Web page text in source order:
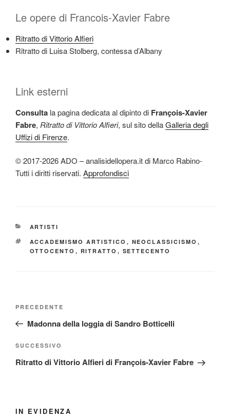
Le opere di Francois-Xavier Fabre
Ritratto di Vittorio Alfieri
Ritratto di Luisa Stolberg, contessa d’Albany
Link esterni
Consulta la pagina dedicata al dipinto di François-Xavier
Fabre, Ritratto di Vittorio Alfieri, sul sito dellaGalleria degli
Uffizi di Firenze.
© 2017-2026 ADO – analisidellopera.it di Marco Rabino-
Tutti i diritti riservati. Approfondisci
CATEGORIE
ARTISTI
TAG
ACCADEMISMO ARTISTICO , NEOCLASSICISMO ,
OTTOCENTO , RITRATTO , SETTECENTO
Articolo
precedente:
PRECEDENTE
Madonna della loggia di Sandro Botticelli
Articolo
successivo
SUCCESSIVO
Ritratto di Vittorio Alfieri di François-Xavier Fabre
IN EVIDENZA